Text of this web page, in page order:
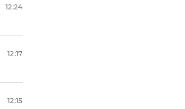
12:24
12:17
12:15